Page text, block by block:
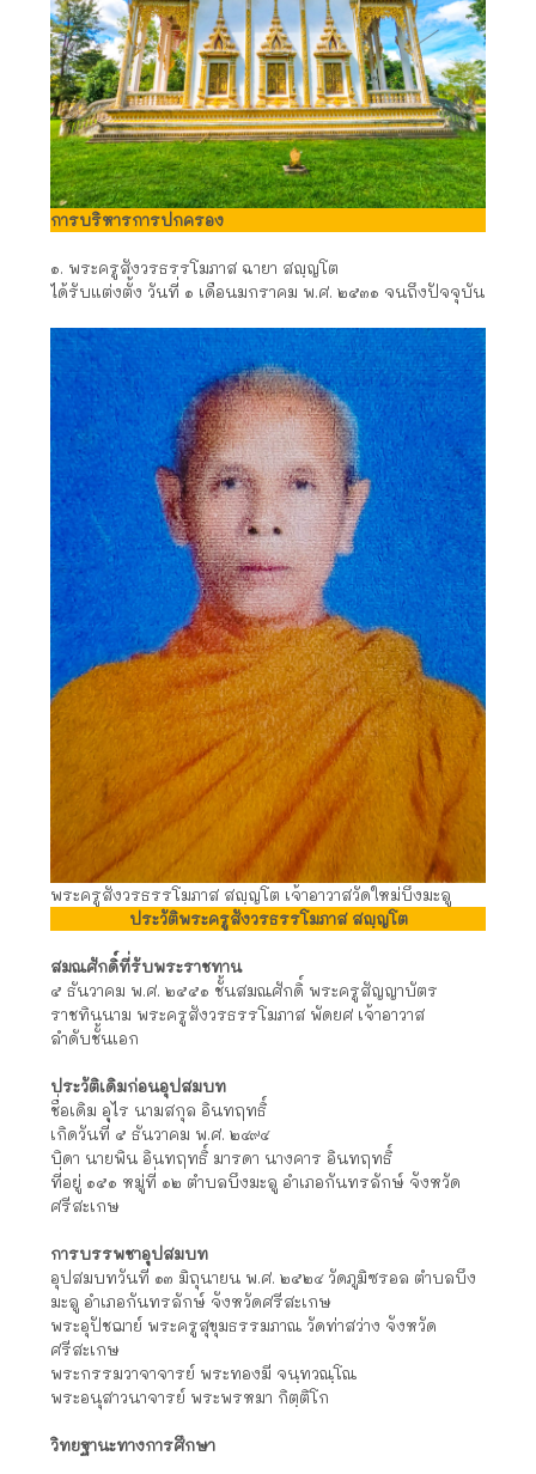
การบริหารการปกครอง
๑. พระครูสังวรธรรโมภาส ฉายา สญฺญโต
ได้รับแต่งตั้ง วันที่ ๑ เดือนมกราคม พ.ศ. ๒๕๓๑ จนถึงปัจจุบัน
พระครูสังวรธรรโมภาส สญฺญโต เจ้าอาวาสวัดใหม่บึงมะลู
ประวัติพระครูสังวรธรรโมภาส สญฺญโต
สมณศักดิ์ที่รับพระราชทาน
๕ ธันวาคม พ.ศ. ๒๕๕๑ ชั้นสมณศักดิ์ พระครูสัญญาบัตร
ราชทินนาม พระครูสังวรธรรโมภาส พัดยศ เจ้าอาวาส
ลำดับชั้นเอก
ประวัติเดิมก่อนอุปสมบท
ชื่อเดิม อุไร นามสกุล อินทฤทธิ์
เกิดวันที่ ๕ ธันวาคม พ.ศ. ๒๔๙๔
บิดา นายพิน อินทฤทธิ์ มารดา นางคาร อินทฤทธิ์
ที่อยู่ ๑๕๑ หมู่ที่ ๑๒ ตำบลบึงมะลู อำเภอกันทรลักษ์ จังหวัด
ศรีสะเกษ
การบรรพชาอุปสมบท
อุปสมบทวันที่ ๑๓ มิถุนายน พ.ศ. ๒๕๒๔ วัดภูมิซรอล ตำบลบึง
มะลู อำเภอกันทรลักษ์ จังหวัดศรีสะเกษ
พระอุปัชฌาย์ พระครูสุขุมธรรมภาณ วัดท่าสว่าง จังหวัด
ศรีสะเกษ
พระกรรมวาจาจารย์ พระทองมี จนฺทวณฺโณ
พระอนุสาวนาจารย์ พระพรหมา กิตฺติโก
วิทยฐานะทางการศึกษา